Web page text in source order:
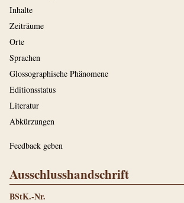
Inhalte
Zeiträume
Orte
Sprachen
Glossographische Phänomene
Editionsstatus
Literatur
Abkürzungen
Feedback geben
Ausschlusshandschrift
BStK.-Nr.